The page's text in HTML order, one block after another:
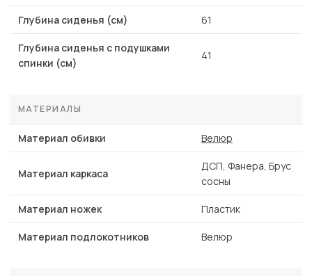
Глубина сиденья (см) 61
Глубина сиденья с подушками
спинки (см)
41
МАТЕРИАЛЫ
Материал обивки Велюр
Материал каркаса
ДСП, Фанера, Брус
сосны
Материал ножек Пластик
Материал подлокотников Велюр